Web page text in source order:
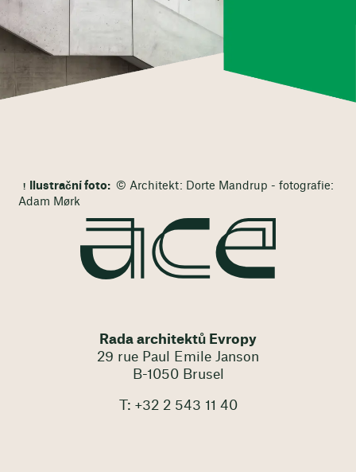
Ilustrační foto: © Architekt: Dorte Mandrup - fotografie:
Adam Mørk
Rada architektů Evropy
29 rue Paul Emile Janson
B-1050 Brusel
T: +32 2 543 11 40